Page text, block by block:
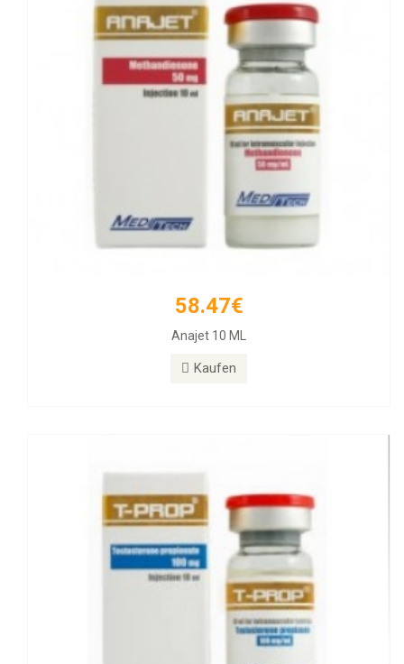
58.47€
Anajet 10 ML
Kaufen
66.21€
T-PROP 100 mg